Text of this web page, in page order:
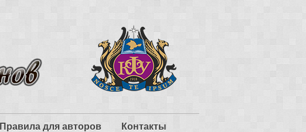
Правила для авторов Контакты